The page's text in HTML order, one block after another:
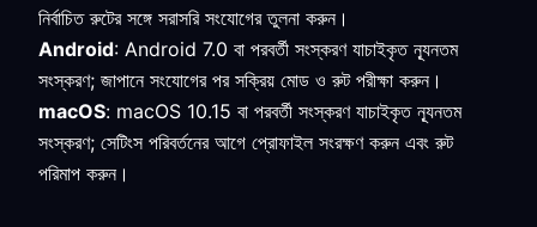
নির্বাচিত রুটের সঙ্গে সরাসরি সংযোগের তুলনা করুন।
Android: Android 7.0 বা পরবর্তী সংস্করণ যাচাইকৃত ন্যূনতম
সংস্করণ; জাপানে সংযোগের পর সক্রিয় মোড ও রুট পরীক্ষা করুন।
macOS: macOS 10.15 বা পরবর্তী সংস্করণ যাচাইকৃত ন্যূনতম
সংস্করণ; সেটিংস পরিবর্তনের আগে প্রোফাইল সংরক্ষণ করুন এবং রুট
পরিমাপ করুন।